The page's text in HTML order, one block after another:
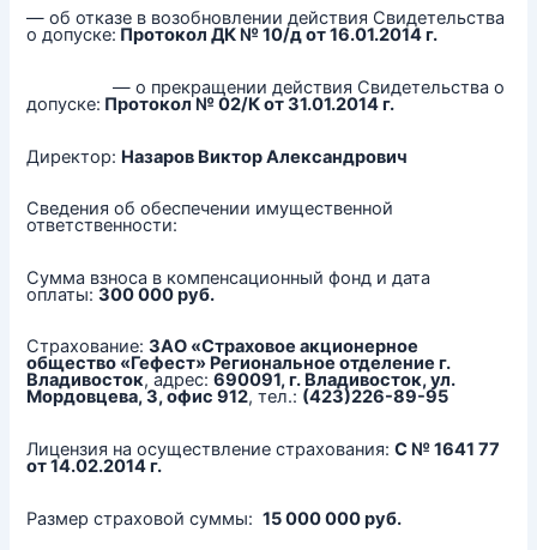
— об отказе в возобновлении действия Свидетельства
о допуске: Протокол ДК № 10/д от 16.01.2014 г.
— о прекращении действия Свидетельства о
допуске: Протокол № 02/К от 31.01.2014 г.
Директор: Назаров Виктор Александрович
Сведения об обеспечении имущественной
ответственности:
Сумма взноса в компенсационный фонд и дата
оплаты:300 000 руб.
Страхование:ЗАО «Страховое акционерное
общество «Гефест» Региональное отделение г.
Владивосток, адрес:690091, г. Владивосток, ул.
Мордовцева, 3, офис 912, тел.: (423)226-89-95
Лицензия на осуществление страхования:С № 1641 77
от 14.02.2014 г.
Размер страховой суммы:15 000 000 руб.